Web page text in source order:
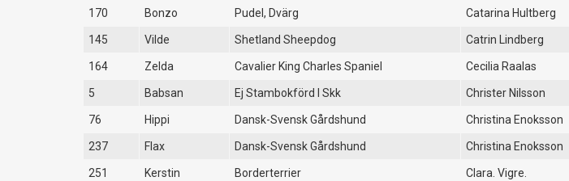
170 Bonzo Pudel, Dvärg Catarina Hultberg
145 Vilde Shetland Sheepdog Catrin Lindberg
164 Zelda Cavalier King Charles Spaniel Cecilia Raalas
5 Babsan Ej Stambokförd I Skk Christer Nilsson
76 Hippi Dansk-Svensk Gårdshund Christina Enoksson
237 Flax Dansk-Svensk Gårdshund Christina Enoksson
251 Kerstin Borderterrier Clara. Vigre.